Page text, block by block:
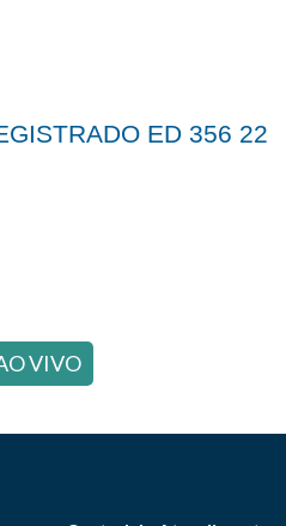
ED 356 22
VIVO